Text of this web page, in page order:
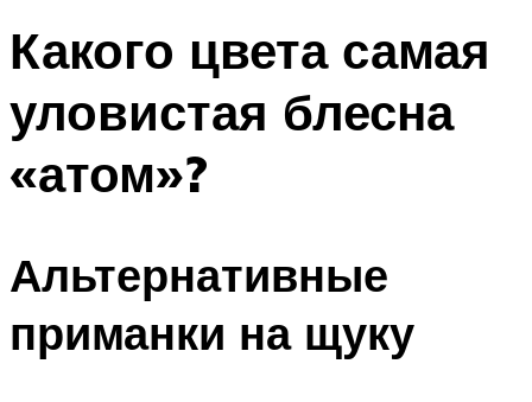
Какого цвета самая
уловистая блесна
«атом»?
Альтернативные
приманки на щуку